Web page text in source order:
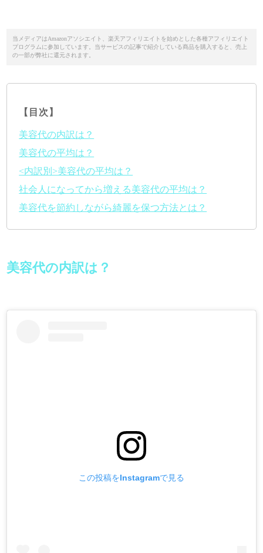
当メディアはAmazonアソシエイト、楽天アフィリエイトを始めとした各種アフィリエイト
プログラムに参加しています。当サービスの記事で紹介している商品を購入すると、売上
の一部が弊社に還元されます。
【目次】
美容代の内訳は？
美容代の平均は？
<内訳別>美容代の平均は？
社会人になってから増える美容代の平均は？
美容代を節約しながら綺麗を保つ方法とは？
美容代の内訳は？
この投稿をInstagramで見る